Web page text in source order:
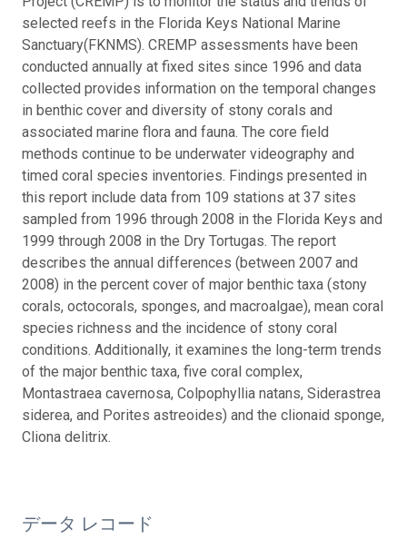
selected reefs in the Florida Keys National Marine
Sanctuary(FKNMS). CREMP assessments have been
conducted annually at fixed sites since 1996 and data
collected provides information on the temporal changes
in benthic cover and diversity of stony corals and
associated marine flora and fauna. The core field
methods continue to be underwater videography and
timed coral species inventories. Findings presented in
this report include data from 109 stations at 37 sites
sampled from 1996 through 2008 in the Florida Keys and
1999 through 2008 in the Dry Tortugas. The report
describes the annual differences (between 2007 and
2008) in the percent cover of major benthic taxa (stony
corals, octocorals, sponges, and macroalgae), mean coral
species richness and the incidence of stony coral
conditions. Additionally, it examines the long-term trends
of the major benthic taxa, five coral complex,
Montastraea cavernosa, Colpophyllia natans, Siderastrea
siderea, and Porites astreoides) and the clionaid sponge,
Cliona delitrix.
データ レコード